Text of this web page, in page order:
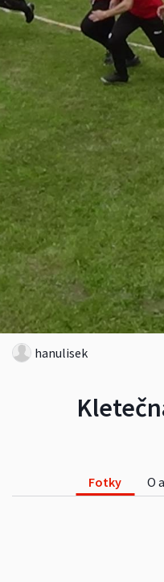
hanulisek
Fotky O